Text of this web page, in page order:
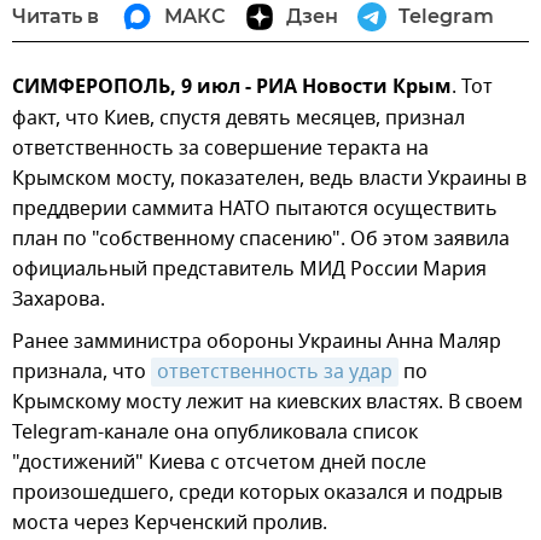
Читать в МАКС Дзен Telegram
СИМФЕРОПОЛЬ, 9 июл - РИА Новости Крым. Тот
факт, что Киев, спустя девять месяцев, признал
ответственность за совершение теракта на
Крымском мосту, показателен, ведь власти Украины в
преддверии саммита НАТО пытаются осуществить
план по "собственному спасению". Об этом заявила
официальный представитель МИД России Мария
Захарова.
Ранее замминистра обороны Украины Анна Маляр
признала, что ответственность за удар по
Крымскому мосту лежит на киевских властях. В своем
Telegram-канале она опубликовала список
"достижений" Киева с отсчетом дней после
произошедшего, среди которых оказался и подрыв
моста через Керченский пролив.